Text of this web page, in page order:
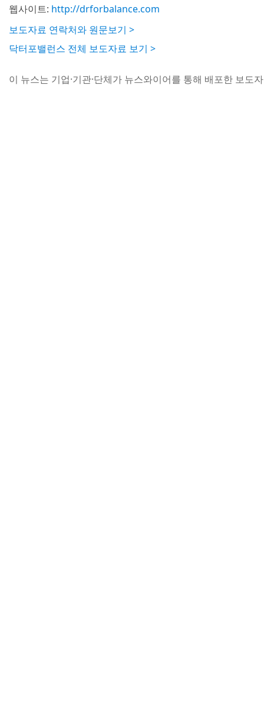
웹사이트: http://drforbalance.com
보도자료 연락처와 원문보기 >
닥터포밸런스 전체 보도자료 보기 >
이 뉴스는 기업·기관·단체가 뉴스와이어를 통해 배포한 보도